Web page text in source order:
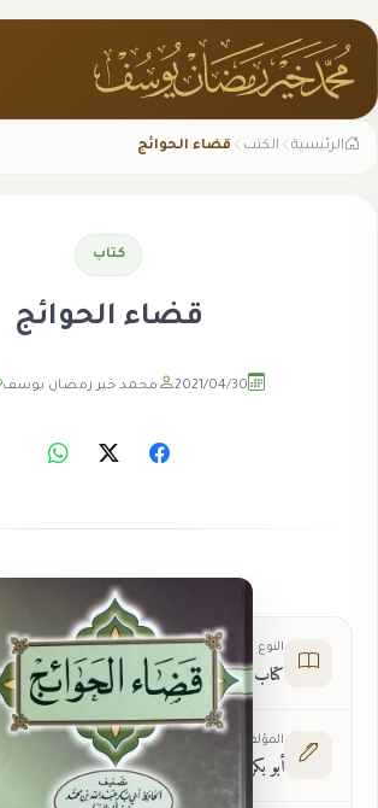
الرئيسية الكتب قضاء الحوائج
كتاب
قضاء الحوائج
2021/04/30 محمد خير رمضان يوسف
النوع
كتاب
المؤلف
أبو بكر عبدالله بن محمد بن أبي الدنيا